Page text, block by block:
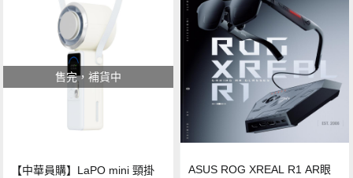
售完，補貨中
【中華員購】LaPO mini 頸掛
ASUS ROG XREAL R1 AR眼